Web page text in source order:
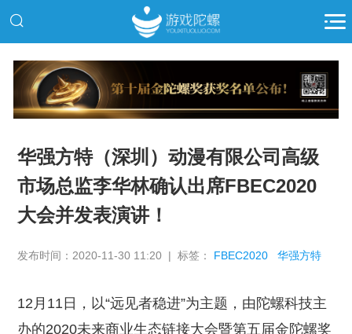
推广
华强方特（深圳）动漫有限公司高级
市场总监李华林确认出席FBEC2020
大会并发表演讲！
发布时间：2020-11-30 11:20 | 标签： FBEC2020 华强方特
12月11日，以“远见者稳进”为主题，由陀螺科技主
办的2020未来商业生态链接大会暨第五届金陀螺奖